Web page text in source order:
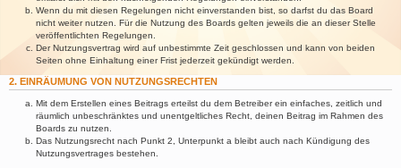
Wenn du mit diesen Regelungen nicht einverstanden bist, so darfst du das Board
nicht weiter nutzen. Für die Nutzung des Boards gelten jeweils die an dieser Stelle
veröffentlichten Regelungen.
Der Nutzungsvertrag wird auf unbestimmte Zeit geschlossen und kann von beiden
Seiten ohne Einhaltung einer Frist jederzeit gekündigt werden.
2. EINRÄUMUNG VON NUTZUNGSRECHTEN
Mit dem Erstellen eines Beitrags erteilst du dem Betreiber ein einfaches, zeitlich und
räumlich unbeschränktes und unentgeltliches Recht, deinen Beitrag im Rahmen des
Boards zu nutzen.
Das Nutzungsrecht nach Punkt 2, Unterpunkt a bleibt auch nach Kündigung des
Nutzungsvertrages bestehen.